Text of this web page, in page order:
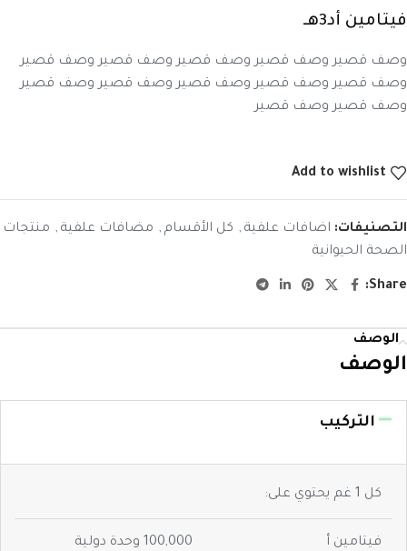
فيتامين أد3هـ
وصف قصير وصف قصير وصف قصير وصف قصير وصف قصير
وصف قصير وصف قصير وصف قصير وصف قصير وصف قصير
وصف قصير وصف قصير
Add to wishlist
التصنيفات: اضافات علفية , كل الأقسام , مضافات علفية , منتجات
الصحة الحيوانية
Share:
الوصف
الوصف
التركيب
كل 1 غم يحتوي على:
فيتامين أ